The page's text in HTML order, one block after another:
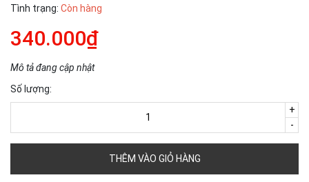
Tình trạng: Còn hàng
340.000₫
Mô tả đang cập nhật
Số lượng:
-
+
THÊM VÀO GIỎ HÀNG